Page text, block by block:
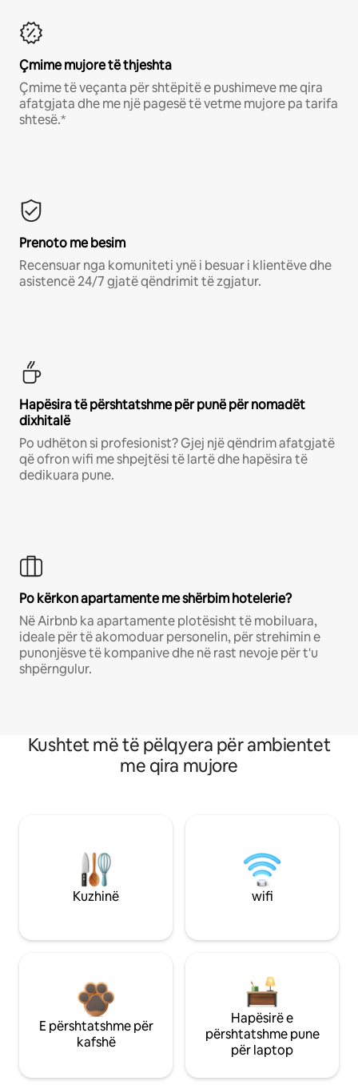
Çmime mujore të thjeshta
Çmime të veçanta për shtëpitë e pushimeve me qira
afatgjata dhe me një pagesë të vetme mujore pa tarifa
shtesë.*
Prenoto me besim
Recensuar nga komuniteti ynë i besuar i klientëve dhe
asistencë 24/7 gjatë qëndrimit të zgjatur.
Hapësira të përshtatshme për punë për nomadët
dixhitalë
Po udhëton si profesionist? Gjej një qëndrim afatgjatë
që ofron wifi me shpejtësi të lartë dhe hapësira të
dedikuara pune.
Po kërkon apartamente me shërbim hotelerie?
Në Airbnb ka apartamente plotësisht të mobiluara,
ideale për të akomoduar personelin, për strehimin e
punonjësve të kompanive dhe në rast nevoje për t'u
shpërngulur.
Kushtet më të pëlqyera për ambientet
me qira mujore
Kuzhinë wifi
E përshtatshme për
kafshë
Hapësirë e
përshtatshme pune
për laptop